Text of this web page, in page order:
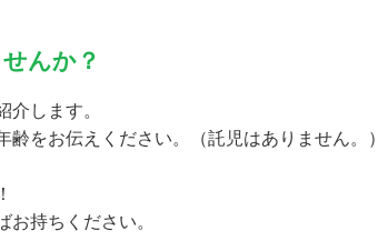
んか？
介します。
をお伝えください。（託児はありません。）
お持ちください。